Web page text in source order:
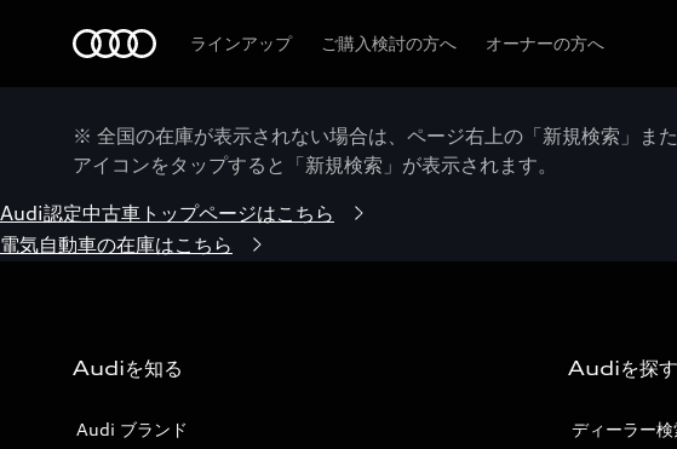
ラインアップ ご購入検討の方へ オーナーの方へ
※ 全国の在庫が表示されない場合は、ページ右上の「新規検索」ま
アイコンをタップすると「新規検索」が表示されます。
Audi認定中古車トップページはこちら
電気自動車の在庫はこちら
Audiを知る
Audi ブランド
Audiを探す
ディーラー検